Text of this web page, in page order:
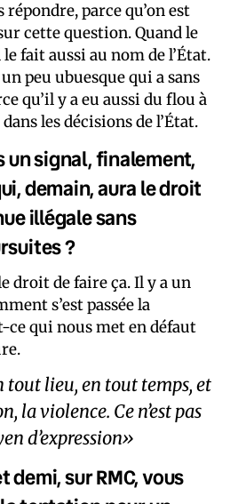
répondre, parce qu’on est
cette question. Quand le
fait aussi au nom de l’État.
peu ubuesque qui a sans
qu’il y a eu aussi du flou à
les décisions de l’État.
un signal, finalement,
demain, aura le droit
illégale sans
?
droit de faire ça. Il y a un
s’est passée la
ce qui nous met en défaut
tout lieu, en tout temps, et
la violence. Ce n’est pas
d’expression»
demi, sur RMC, vous